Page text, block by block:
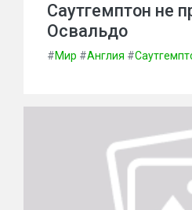
Саутгемптон не
Освальдо
#Мир #Англия #